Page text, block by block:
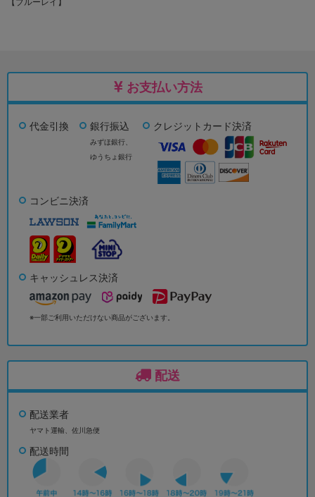
お支払い方法
代金引換 銀行振込
みずほ銀行、
ゆうちょ銀行
クレジットカード決済
コンビニ決済
キャッシュレス決済
※一部ご利用いただけない商品がございます。
配送
配送業者
ヤマト運輸、佐川急便
配送時間